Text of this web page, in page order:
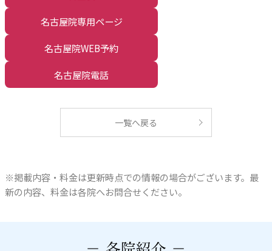
名古屋院専用ページ
名古屋院WEB予約
名古屋院電話
一覧へ戻る
※掲載内容・料金は更新時点での情報の場合がございます。最
新の内容、料金は各院へお問合せください。